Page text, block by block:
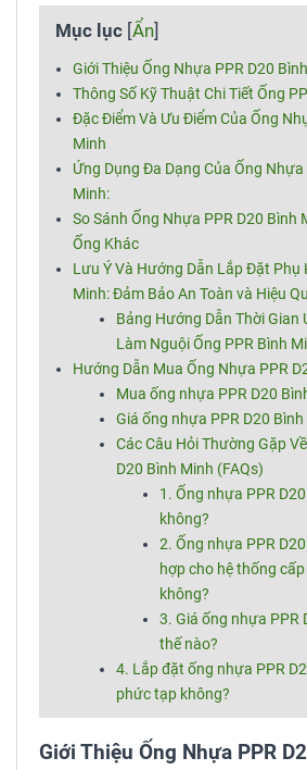
Mục lục [Ẩn]
Giới Thiệu Ống Nhựa PPR D20
Thông Số Kỹ Thuật Chi Tiết Ống
Đặc Điểm Và Ưu Điểm Của Ống
Minh
Ứng Dụng Đa Dạng Của Ống Nhựa
Minh:
So Sánh Ống Nhựa PPR D20 Bình
Ống Khác
Lưu Ý Và Hướng Dẫn Lắp Đặt Phụ
Minh: Đảm Bảo An Toàn và Hiệu
Bảng Hướng Dẫn Thời Gian
Làm Nguội Ống PPR Bình
Hướng Dẫn Mua Ống Nhựa PPR
Mua ống nhựa PPR D20
Giá ống nhựa PPR D20
Các Câu Hỏi Thường Gặp
D20 Bình Minh (FAQs)
1. Ống nhựa PPR
không?
2. Ống nhựa PPR
hợp cho hệ thống
không?
3. Giá ống nhựa PPR
thế nào?
4. Lắp đặt ống nhựa PPR
phức tạp không?
Giới Thiệu Ống Nhựa PPR